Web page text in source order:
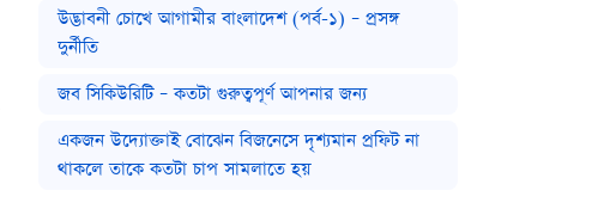
উদ্ভাবনী চোখে আগামীর বাংলাদেশ (পর্ব-১) – প্রসঙ্গ
দুর্নীতি
জব সিকিউরিটি – কতটা গুরুত্বপূর্ণ আপনার জন্য
একজন উদ্যোক্তাই বোঝেন বিজনেসে দৃশ্যমান প্রফিট না
থাকলে তাকে কতটা চাপ সামলাতে হয়